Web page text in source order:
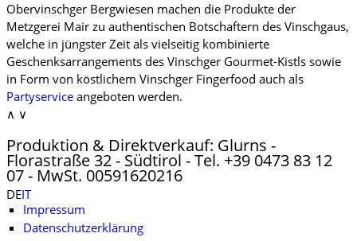
Obervinschger Bergwiesen machen die Produkte der
Metzgerei Mair zu authentischen Botschaftern des Vinschgaus,
welche in jüngster Zeit als vielseitig kombinierte
Geschenksarrangements des Vinschger Gourmet-Kistls sowie
in Form von köstlichem Vinschger Fingerfood auch als
Partyservice angeboten werden.
∧ ∨
Produktion & Direktverkauf: Glurns -
Florastraße 32 - Südtirol - Tel. +39 0473 83 12
07 - MwSt. 00591620216
DEIT
Impressum
Datenschutzerklärung